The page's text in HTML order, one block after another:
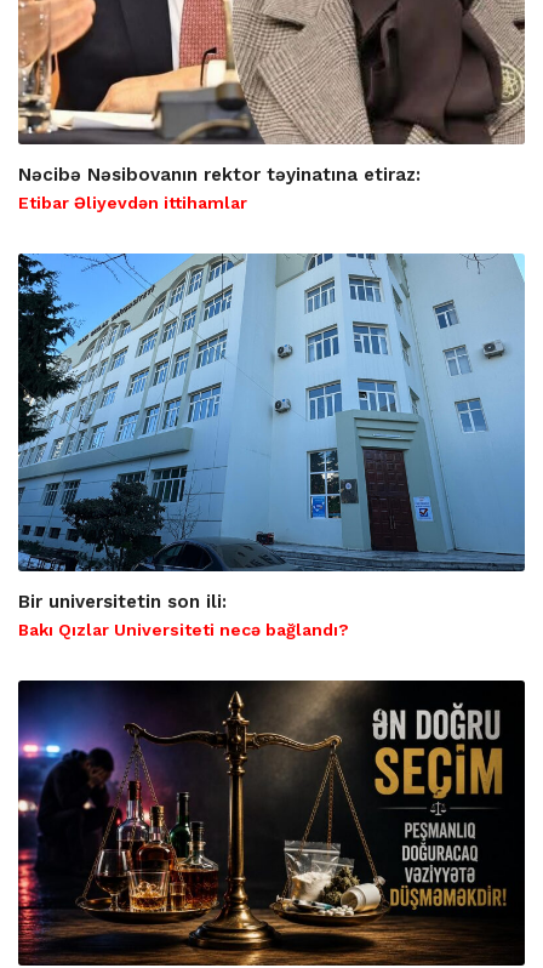
Nəcibə Nəsibovanın rektor təyinatına etiraz:
Etibar Əliyevdən ittihamlar
Bir universitetin son ili:
Bakı Qızlar Universiteti necə bağlandı?